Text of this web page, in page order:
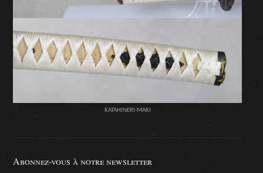
KATAHINERI-MAKI
Abonnez-vous à notre newsletter